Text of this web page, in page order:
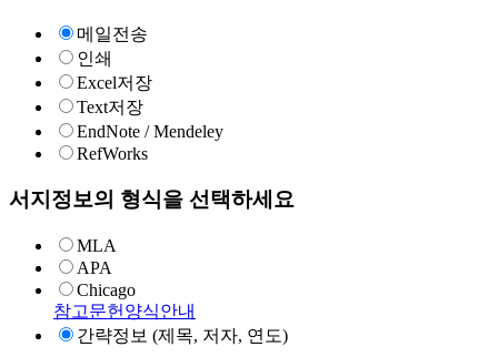
메일전송
인쇄
Excel저장
Text저장
EndNote / Mendeley
RefWorks
서지정보의 형식을 선택하세요
MLA
APA
Chicago
참고문헌양식안내
간략정보 (제목, 저자, 연도)